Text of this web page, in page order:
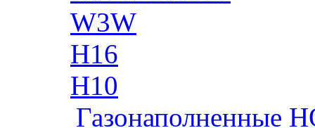
W3W
H16
H10
Газонаполненные